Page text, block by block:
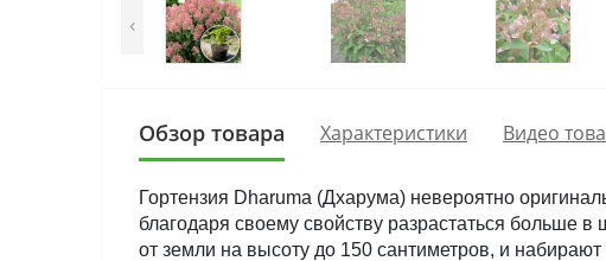
‹
Обзор товара Характеристики Видео
Гортензия Dharumа (Дхарума) невероятно
благодаря своему свойству разрастаться больше
от земли на высоту до 150 сантиметров, и